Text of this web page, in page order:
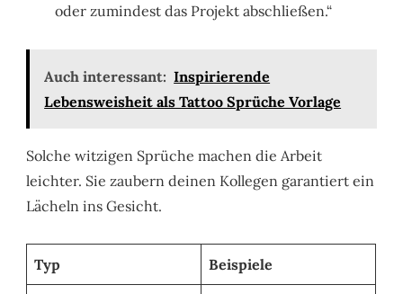
oder zumindest das Projekt abschließen.“
Auch interessant: Inspirierende
Lebensweisheit als Tattoo Sprüche Vorlage
Solche witzigen Sprüche machen die Arbeit
leichter. Sie zaubern deinen Kollegen garantiert ein
Lächeln ins Gesicht.
Typ Beispiele